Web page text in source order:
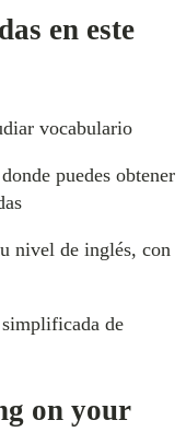
en este
vocabulario
puedes obtener
nivel de inglés, con
de
on your